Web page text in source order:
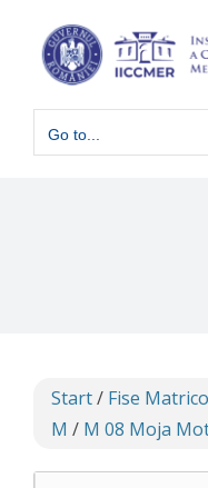
content
Go to...
Start/ Fise
M / M 08 Moja